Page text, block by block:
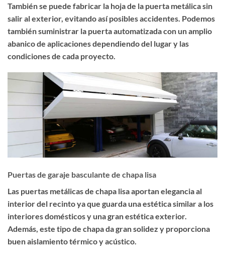
También se puede fabricar la hoja de la puerta metálica sin
salir al exterior, evitando así posibles accidentes. Podemos
también suministrar la puerta automatizada con un amplio
abanico de aplicaciones dependiendo del lugar y las
condiciones de cada proyecto.
Puertas de garaje basculante de chapa lisa
Las puertas metálicas de chapa lisa aportan elegancia al
interior del recinto ya que guarda una estética similar a los
interiores domésticos y una gran estética exterior.
Además, este tipo de chapa da gran solidez y proporciona
buen aislamiento térmico y acústico.